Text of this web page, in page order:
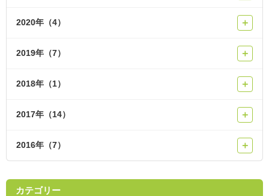
2020年（4） ＋
2019年（7） ＋
2018年（1） ＋
2017年（14） ＋
2016年（7） ＋
カテゴリー